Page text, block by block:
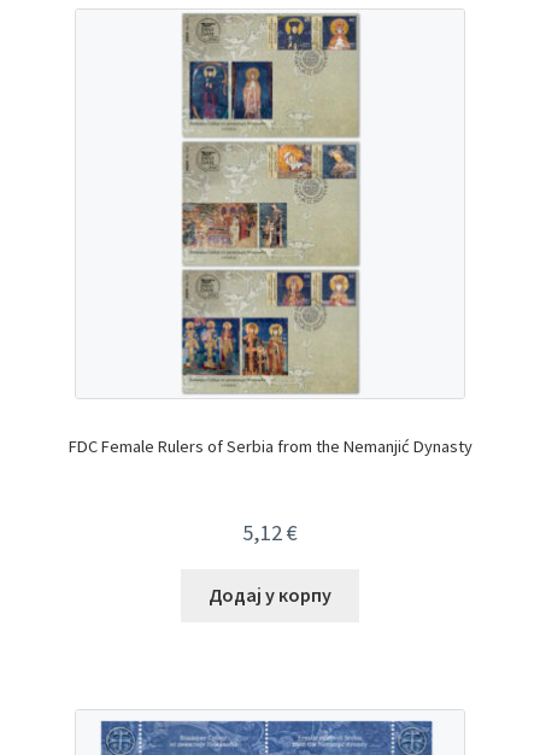
FDC Female Rulers of Serbia from the Nemanjić Dynasty
5,12€
Додај у корпу